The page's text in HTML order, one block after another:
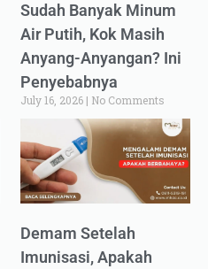
Sudah Banyak Minum
Air Putih, Kok Masih
Anyang-Anyangan? Ini
Penyebabnya
July 16, 2026 No Comments
Demam Setelah
Imunisasi, Apakah